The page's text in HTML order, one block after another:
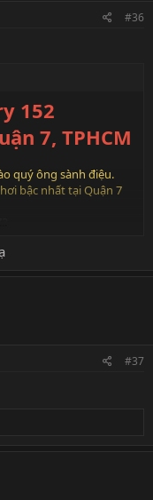
#36
152
7, TPHCM
quý ông sành điệu.
bậc nhất tại Quận 7
7, TPHCM
#37